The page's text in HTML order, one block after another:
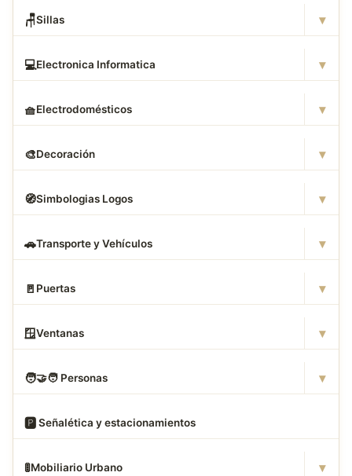
🪑Sillas ▾
💻Electronica Informatica ▾
🧺Electrodomésticos ▾
🎨Decoración ▾
🧭Simbologias Logos ▾
🚗Transporte y Vehículos ▾
🚪 Puertas ▾
🪟Ventanas ▾
🧑‍🤝‍🧑 Personas ▾
🅿️ Señalética y estacionamientos
🚦Mobiliario Urbano ▾